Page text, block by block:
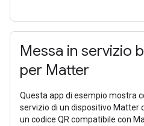
Messa in servizio
per Matter
Questa app di esempio mostra
servizio di un dispositivo Matter
un codice QR compatibile con